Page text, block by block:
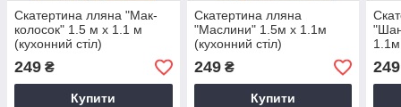
Скатертина лляна "Мак-
колосок" 1.5 м х 1.1 м
(кухонний стіл)
249 ₴
Купити
Скатертина лляна
"Маслини" 1.5м х 1.1м
(кухонний стіл)
249₴
Купити
1.1м
249